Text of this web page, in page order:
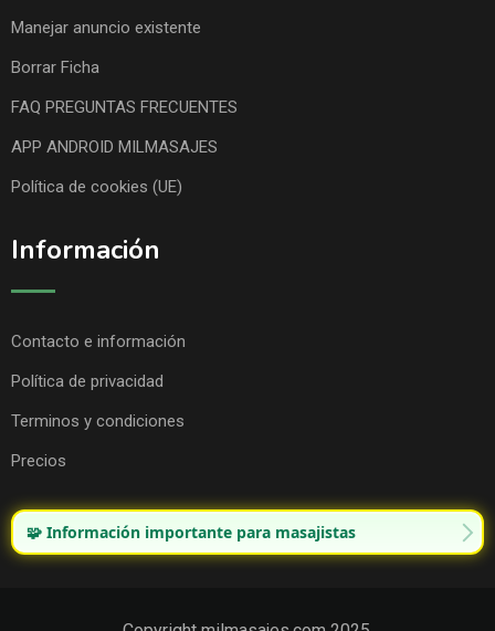
Manejar anuncio existente
Borrar Ficha
FAQ PREGUNTAS FRECUENTES
APP ANDROID MILMASAJES
Política de cookies (UE)
Información
Contacto e información
Política de privacidad
Terminos y condiciones
Precios
🧩 Información importante para masajistas